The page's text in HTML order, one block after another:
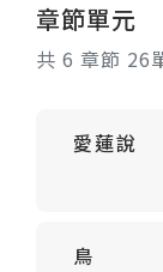
章節單元
共 6 章節 26
愛蓮說
鳥